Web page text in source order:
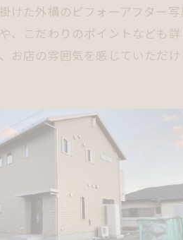
けた外構のビフォーアフター
、こだわりのポイントなども
お店の雰囲気を感じていただ